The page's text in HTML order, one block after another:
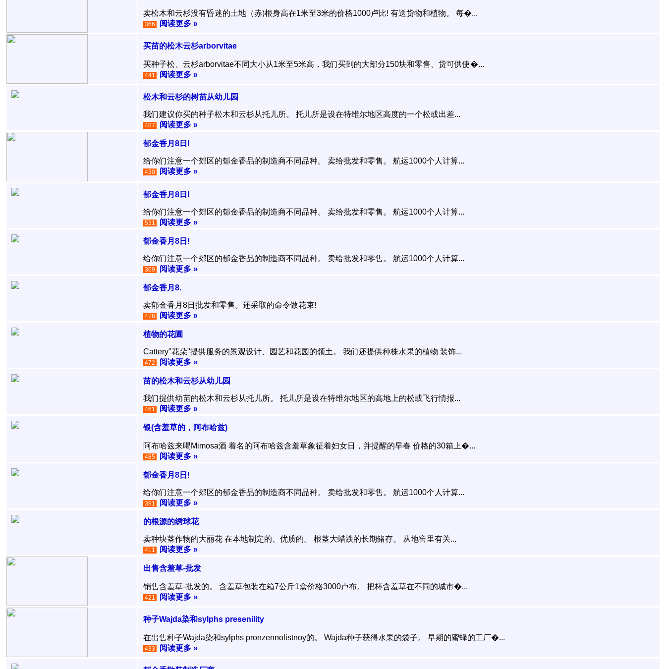
卖松木和云杉没有昏迷的土地（赤)根身高在1米至3米的价格1000卢比! 有送货物和植物。 每�...
366 阅读更多 »
买苗的松木云杉arborvitae
买种子松、云杉arborvitae不同大小从1米至5米高，我们买到的大部分150块和零售、货可供使�...
441 阅读更多 »
松木和云杉的树苗从幼儿园
我们建议你买的种子松木和云杉从托儿所。 托儿所是设在特维尔地区高度的一个松或出差...
487 阅读更多 »
郁金香月8日!
给你们注意一个郊区的郁金香品的制造商不同品种。 卖给批发和零售。 航运1000个人计算...
430 阅读更多 »
郁金香月8日!
给你们注意一个郊区的郁金香品的制造商不同品种。 卖给批发和零售。 航运1000个人计算...
531 阅读更多 »
郁金香月8日!
给你们注意一个郊区的郁金香品的制造商不同品种。 卖给批发和零售。 航运1000个人计算...
369 阅读更多 »
郁金香月8.
卖郁金香月8日批发和零售。还采取的命令做花束!
478 阅读更多 »
植物的花圃
Cattery"花朵"提供服务的景观设计、园艺和花园的领土。 我们还提供种株水果的植物 装饰...
472 阅读更多 »
苗的松木和云杉从幼儿园
我们提供幼苗的松木和云杉从托儿所。 托儿所是设在特维尔地区的高地上的松或飞行情报...
461 阅读更多 »
银(含羞草的，阿布哈兹)
阿布哈兹来喝Mimosa酒 着名的阿布哈兹含羞草象征着妇女日，并提醒的早春 价格的30箱上�...
485 阅读更多 »
郁金香月8日!
给你们注意一个郊区的郁金香品的制造商不同品种。 卖给批发和零售。 航运1000个人计算...
391 阅读更多 »
的根源的绣球花
卖种块茎作物的大丽花 在本地制定的、优质的。 根茎大蜡跌的长期储存。 从地窖里有关...
411 阅读更多 »
出售含羞草-批发
销售含羞草-批发的。 含羞草包装在箱7公斤1盒价格3000卢布。 把杯含羞草在不同的城市�...
421 阅读更多 »
种子Wajda染和sylphs presenility
在出售种子Wajda染和sylphs pronzennolistnoy的。 Wajda种子获得水果的袋子。 早期的蜜蜂的工厂�...
433 阅读更多 »